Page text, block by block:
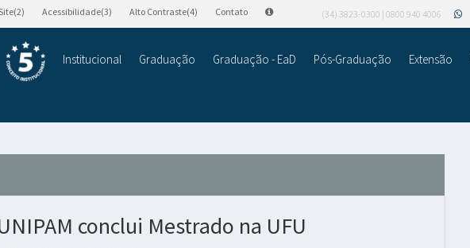
Acessibilidade(3) Alto Contraste(4) Contato (34) 3823-0300 | 0800 940 4006
Institucional Graduação Graduação - EaD Pós-Graduação Extensão
conclui Mestrado na UFU